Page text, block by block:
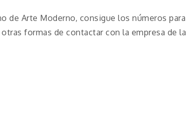
de Arte Moderno, consigue los números para
formas de contactar con la empresa de la